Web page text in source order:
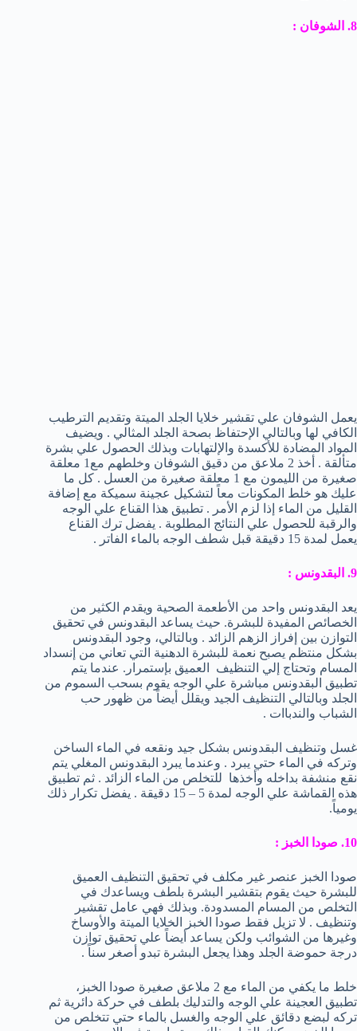
8. الشوفان :
يعمل الشوفان علي تقشير خلايا الجلد الميتة وتقديم الترطيب
الكافي لها وبالتالي الإحتفاظ بصحة الجلد المثالي . ويضيف
المواد المضادة للأكسدة والإلتهابات وبذلك الحصول علي بشرة
متألقة . أخذ 2 ملاعق من دقيق الشوفان وخلطهم مع1 معلقة
صغيرة من الليمون مع 1 معلقة صغيرة من العسل . كل ما
عليك هو خلط المكونات معاً لتشكيل عجينة سميكة مع إضافة
القليل من الماء إذا لزم الأمر . تطبيق هذا القناع علي الوجه
والرقبة للحصول علي النتائج المطلوبة . يفضل ترك القناع
يعمل لمدة 15 دقيقة قبل شطف الوجه بالماء الفاتر .
9. البقدونس :
يعد البقدونس واحد من الأطعمة الصحية ويقدم الكثير من
الخصائص المفيدة للبشرة. حيث يساعد البقدونس في تحقيق
التوازن بين إفراز الزهم الزائد . وبالتالي، وجود البقدونس
بشكل منتظم يصبح نعمة للبشرة الدهنية التي تعاني من إنسداد
المسام وتحتاج إلي التنظيف العميق بإستمرار. عندما يتم
تطبيق البقدونس مباشرة علي الوجه يقوم بسحب السموم من
الجلد وبالتالي التنظيف الجيد ويقلل أيضاً من ظهور حب
الشباب والندباات .
غسل وتنظيف البقدونس بشكل جيد ونقعه في الماء الساخن
وتركه في الماء حتي يبرد . وعندما يبرد البقدونس المغلي يتم
نقع منشفة بداخله وأخذها للتخلص من الماء الزائد . ثم تطبيق
هذه القماشة علي الوجه لمدة 5 – 15 دقيقة . يفضل تكرار ذلك
يومياً.
10. صودا الخبز :
صودا الخبز عنصر غير مكلف في تحقيق التنظيف العميق
للبشرة حيث يقوم بتقشير البشرة بلطف ويساعدك في
التخلص من المسام المسدودة. وبذلك فهي عامل تقشير
وتنظيف . لا تزيل فقط صودا الخبز الخلايا الميتة والأوساخ
وغيرها من الشوائب ولكن يساعد أيضاً علي تحقيق توازن
درجة حموضة الجلد وهذا يجعل البشرة تبدو أصغر سناً .
خلط ما يكفي من الماء مع 2 ملاعق صغيرة صودا الخبز،
تطبيق العجينة علي الوجه والتدليك بلطف في حركة دائرية ثم
تركه لبضع دقائق علي الوجه والغسل بالماء حتي تتخلص من